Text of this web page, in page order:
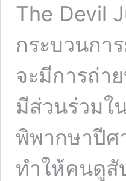
The Devil
กระบวนกา
จะมีการถ่า
มีส่วนร่วมใ
พิพากษาปีศ
ทำให้คนดูสั